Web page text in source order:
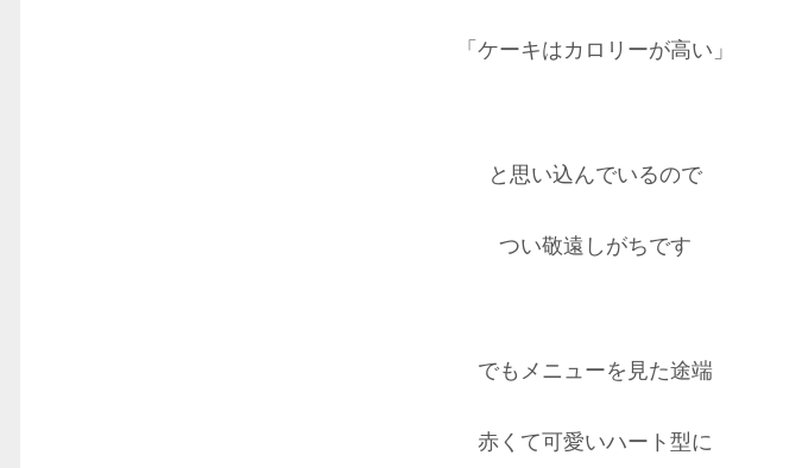
「ケーキはカロリーが高い」
と思い込んでいるので
つい敬遠しがちです
でもメニューを見た途端
赤くて可愛いハート型に